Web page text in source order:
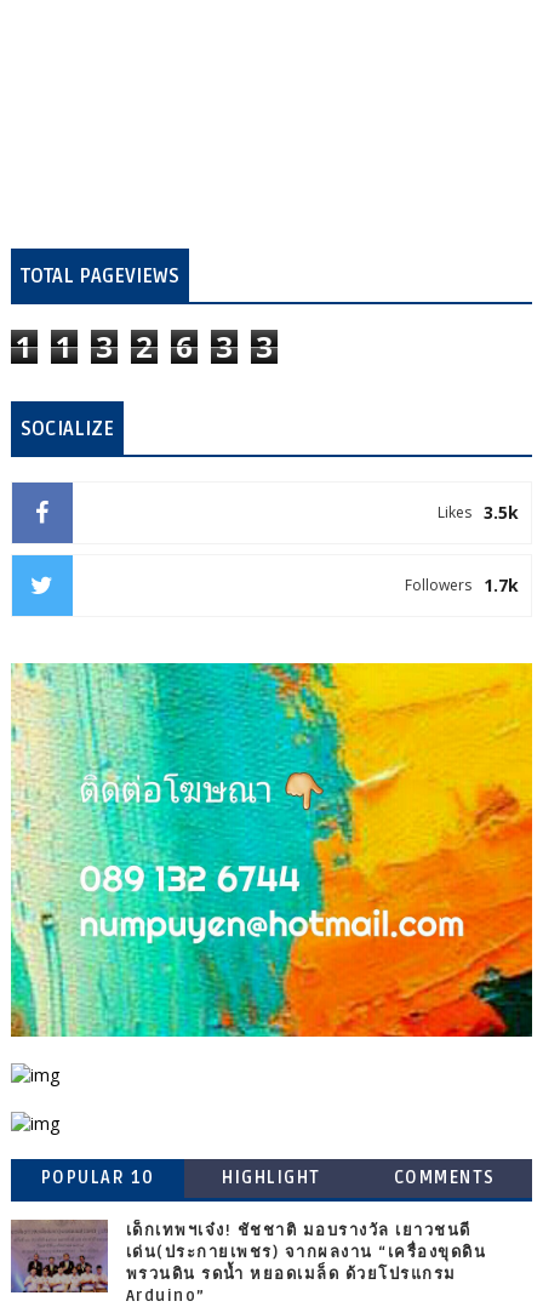
TOTAL PAGEVIEWS
1 1 3 2 6 3 3
SOCIALIZE
3.5k
Likes
1.7k
Followers
POPULAR 10 HIGHLIGHT COMMENTS
เด็กเทพฯเจ๋ง! ชัชชาติ มอบรางวัล เยาวชนดี
เด่น(ประกายเพชร) จากผลงาน “เครื่องขุดดิน
พรวนดิน รดน้ำ หยอดเมล็ด ด้วยโปรแกรม
Arduino”